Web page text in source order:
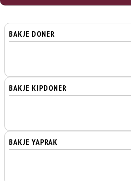
BAKJE DONER
BAKJE KIPDONER
BAKJE YAPRAK